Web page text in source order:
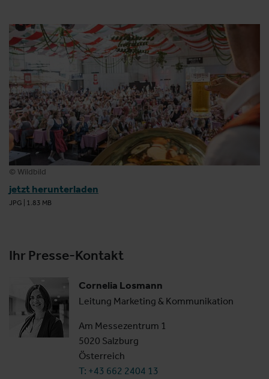
© Wildbild
jetzt herunterladen
JPG 1.83 MB
Ihr Presse-Kontakt
Cornelia Losmann
Leitung Marketing & Kommunikation
Am Messezentrum 1
5020 Salzburg
Österreich
T: +43 662 2404 13